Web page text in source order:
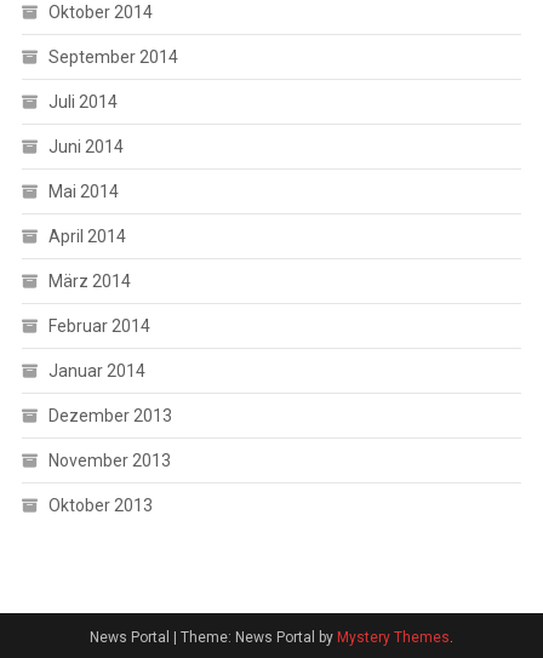
Oktober 2014
September 2014
Juli 2014
Juni 2014
Mai 2014
April 2014
März 2014
Februar 2014
Januar 2014
Dezember 2013
November 2013
Oktober 2013
News Portal | Theme: News Portal by Mystery Themes